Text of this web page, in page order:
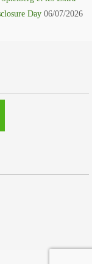
Day 06/07/2026